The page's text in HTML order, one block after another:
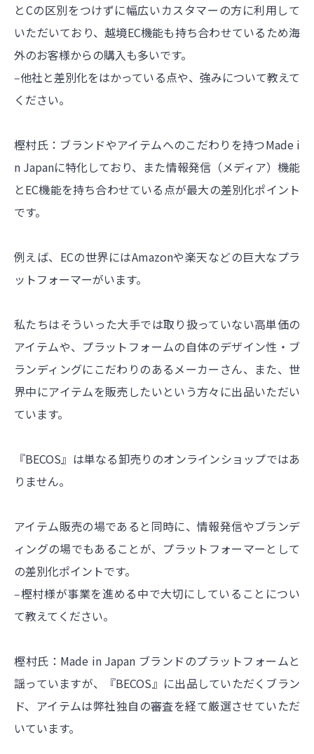
とCの区別をつけずに幅広いカスタマーの方に利用して
いただいており、越境EC機能も持ち合わせているため海
外のお客様からの購入も多いです。
‒他社と差別化をはかっている点や、強みについて教えて
ください。
樫村氏：ブランドやアイテムへのこだわりを持つMade i
n Japanに特化しており、また情報発信（メディア）機能
とEC機能を持ち合わせている点が最大の差別化ポイント
です。
例えば、ECの世界にはAmazonや楽天などの巨大なプラ
ットフォーマーがいます。
私たちはそういった大手では取り扱っていない高単価の
アイテムや、プラットフォームの自体のデザイン性・ブ
ランディングにこだわりのあるメーカーさん、また、世
界中にアイテムを販売したいという方々に出品いただい
ています。
『BECOS』は単なる卸売りのオンラインショップではあ
りません。
アイテム販売の場であると同時に、情報発信やブランデ
ィングの場でもあることが、プラットフォーマーとして
の差別化ポイントです。
‒樫村様が事業を進める中で大切にしていることについ
て教えてください。
樫村氏：Made in Japan ブランドのプラットフォームと
謡っていますが、『BECOS』に出品していただくブラン
ド、アイテムは弊社独自の審査を経て厳選させていただ
いています。